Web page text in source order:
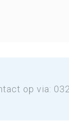
op via: